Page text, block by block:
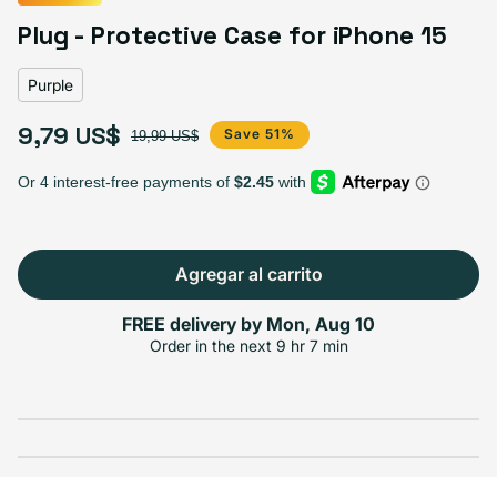
Black
Variante agotada o no disponible
Sapphire
Gray
Blue
Purple
Pink
Plug - Protective Case for iPhone 15
Purple
Precio de oferta
9,79 US$
Precio habitual19,99 US$ Save 51%
Agregar al carrito
FREE delivery by Mon, Aug 10
Order in the next 9 hr 7 min